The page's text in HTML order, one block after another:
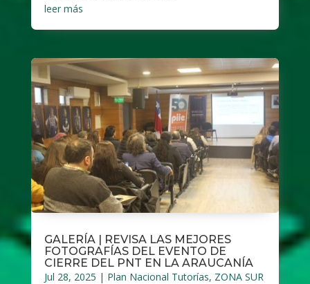
leer más
GALERÍA | REVISA LAS MEJORES
FOTOGRAFÍAS DEL EVENTO DE
CIERRE DEL PNT EN LA ARAUCANÍA
Jul 28, 2025 | Plan Nacional Tutorías, ZONA SUR